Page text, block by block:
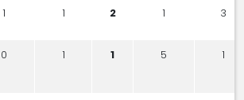
1 1 2 1 3
0 1 1 5 1